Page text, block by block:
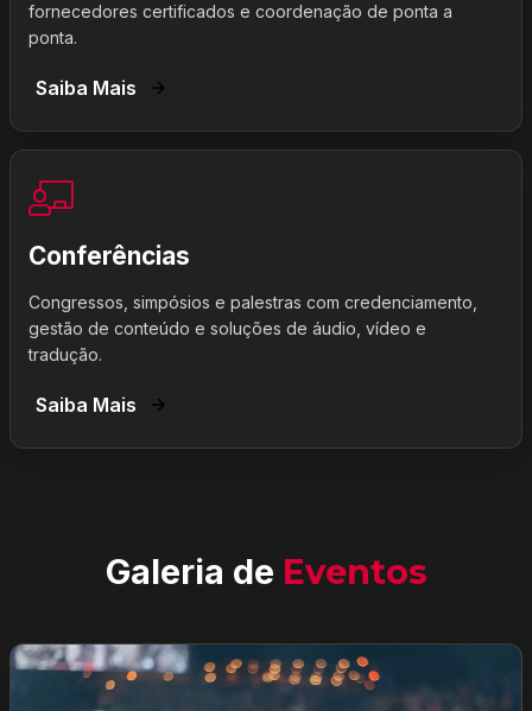
fornecedores certificados e coordenação de ponta a
ponta.
Saiba Mais
Conferências
Congressos, simpósios e palestras com credenciamento,
gestão de conteúdo e soluções de áudio, vídeo e
tradução.
Saiba Mais
Galeria de Eventos